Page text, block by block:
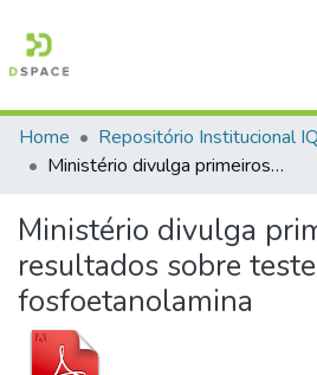
Communities & Collections
Statistics
Home
Ministério divulga primeiros resultados sobre testes com fosfoetanolamina
Ministério divulga
resultados sobre
fosfoetanolamina